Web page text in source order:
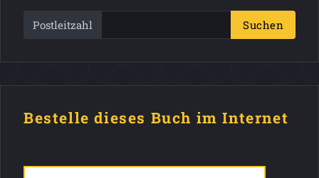
Postleitzahl Suchen
Bestelle dieses Buch im Internet